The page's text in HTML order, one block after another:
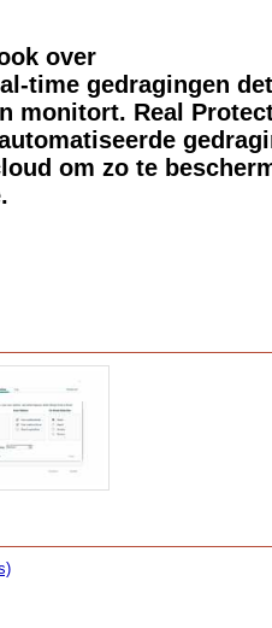
over
time gedragingen
monitort. Real
om zo te